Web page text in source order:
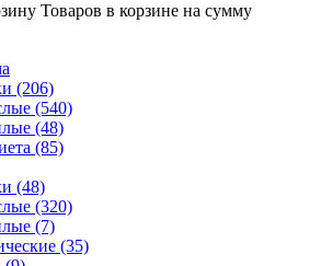
Товаров в корзине на сумму
(206)
(540)
(48)
(85)
(48)
(320)
(7)
(35)